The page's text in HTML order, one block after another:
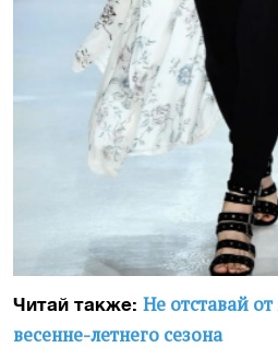
Читай также: Не отставай
весенне-летнего сезона